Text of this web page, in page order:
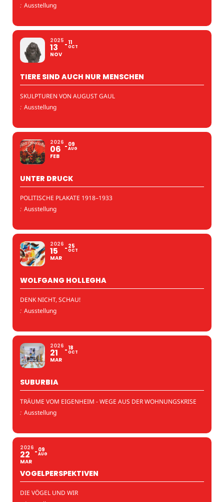
: Ausstellung
2025
13
NOV
11
OCT
TIERE SIND AUCH NUR MENSCHEN
SKULPTUREN VON AUGUST GAUL
: Ausstellung
2026
06
FEB
09
AUG
UNTER DRUCK
POLITISCHE PLAKATE 1918–1933
: Ausstellung
2026
15
MAR
25
OCT
WOLFGANG HOLLEGHA
DENK NICHT, SCHAU!
: Ausstellung
2026
21
MAR
18
OCT
SUBURBIA
TRÄUME VOM EIGENHEIM - WEGE AUS DER WOHNUNGSKRISE
: Ausstellung
2026
22
MAR
09
AUG
VOGELPERSPEKTIVEN
DIE VÖGEL UND WIR